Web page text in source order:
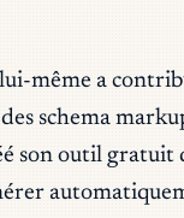
même a
schema
son outil gratuit